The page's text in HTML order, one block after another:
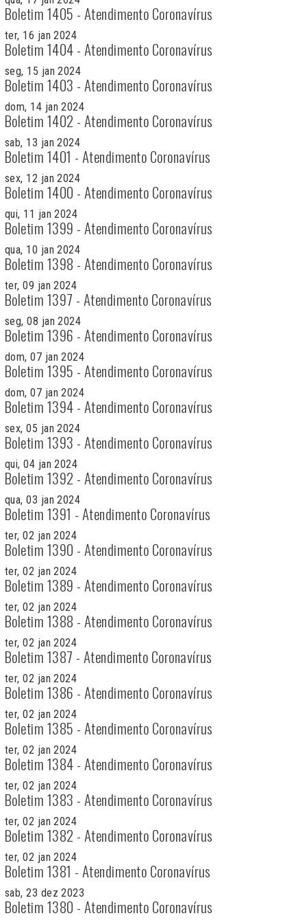
Boletim 1405 - Atendimento Coronavírus
ter, 16 jan 2024
Boletim 1404 - Atendimento Coronavírus
seg, 15 jan 2024
Boletim 1403 - Atendimento Coronavírus
dom, 14 jan 2024
Boletim 1402 - Atendimento Coronavírus
sab, 13 jan 2024
Boletim 1401 - Atendimento Coronavírus
sex, 12 jan 2024
Boletim 1400 - Atendimento Coronavírus
qui, 11 jan 2024
Boletim 1399 - Atendimento Coronavírus
qua, 10 jan 2024
Boletim 1398 - Atendimento Coronavírus
ter, 09 jan 2024
Boletim 1397 - Atendimento Coronavírus
seg, 08 jan 2024
Boletim 1396 - Atendimento Coronavírus
dom, 07 jan 2024
Boletim 1395 - Atendimento Coronavírus
dom, 07 jan 2024
Boletim 1394 - Atendimento Coronavírus
sex, 05 jan 2024
Boletim 1393 - Atendimento Coronavírus
qui, 04 jan 2024
Boletim 1392 - Atendimento Coronavírus
qua, 03 jan 2024
Boletim 1391 - Atendimento Coronavírus
ter, 02 jan 2024
Boletim 1390 - Atendimento Coronavírus
ter, 02 jan 2024
Boletim 1389 - Atendimento Coronavírus
ter, 02 jan 2024
Boletim 1388 - Atendimento Coronavírus
ter, 02 jan 2024
Boletim 1387 - Atendimento Coronavírus
ter, 02 jan 2024
Boletim 1386 - Atendimento Coronavírus
ter, 02 jan 2024
Boletim 1385 - Atendimento Coronavírus
ter, 02 jan 2024
Boletim 1384 - Atendimento Coronavírus
ter, 02 jan 2024
Boletim 1383 - Atendimento Coronavírus
ter, 02 jan 2024
Boletim 1382 - Atendimento Coronavírus
ter, 02 jan 2024
Boletim 1381 - Atendimento Coronavírus
sab, 23 dez 2023
Boletim 1380 - Atendimento Coronavírus